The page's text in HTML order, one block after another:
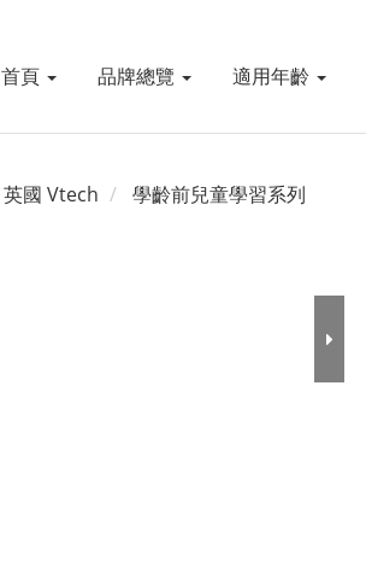
首頁 品牌總覽 適用年齡
英國 Vtech 學齡前兒童學習系列